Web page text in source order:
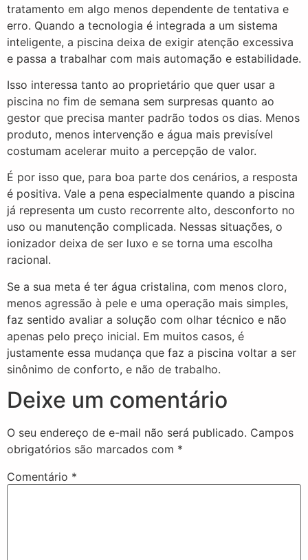
tratamento em algo menos dependente de tentativa e
erro. Quando a tecnologia é integrada a um sistema
inteligente, a piscina deixa de exigir atenção excessiva
e passa a trabalhar com mais automação e estabilidade.
Isso interessa tanto ao proprietário que quer usar a
piscina no fim de semana sem surpresas quanto ao
gestor que precisa manter padrão todos os dias. Menos
produto, menos intervenção e água mais previsível
costumam acelerar muito a percepção de valor.
É por isso que, para boa parte dos cenários, a resposta
é positiva. Vale a pena especialmente quando a piscina
já representa um custo recorrente alto, desconforto no
uso ou manutenção complicada. Nessas situações, o
ionizador deixa de ser luxo e se torna uma escolha
racional.
Se a sua meta é ter água cristalina, com menos cloro,
menos agressão à pele e uma operação mais simples,
faz sentido avaliar a solução com olhar técnico e não
apenas pelo preço inicial. Em muitos casos, é
justamente essa mudança que faz a piscina voltar a ser
sinônimo de conforto, e não de trabalho.
Deixe um comentário
O seu endereço de e-mail não será publicado. Campos
obrigatórios são marcados com *
Comentário *